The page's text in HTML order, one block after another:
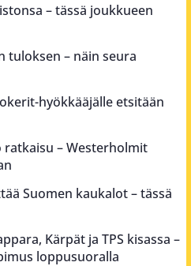
– tässä joukkueen
tuloksen – näin seura
hyökkääjälle etsitään
ratkaisu – Westerholmit
Suomen kaukalot – tässä
Kärpät ja TPS kisassa –
loppusuoralla